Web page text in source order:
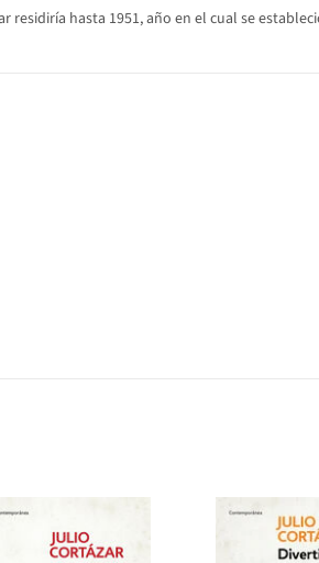
hasta 1951, año en el cual se